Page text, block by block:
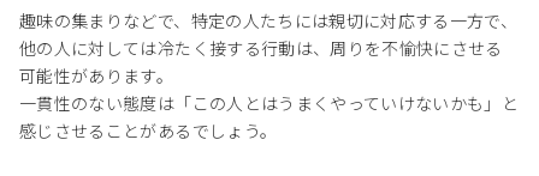
趣味の集まりなどで、特定の人たちには親切に対応する一方で、
他の人に対しては冷たく接する行動は、周りを不愉快にさせる
可能性があります。
一貫性のない態度は「この人とはうまくやっていけないかも」と
感じさせることがあるでしょう。